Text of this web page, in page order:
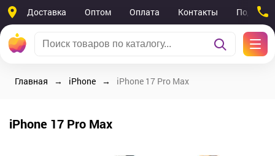
Доставка Оптом Оплата Контакты
Главная iPhone iPhone 17 Pro Max
iPhone 17 Pro Max